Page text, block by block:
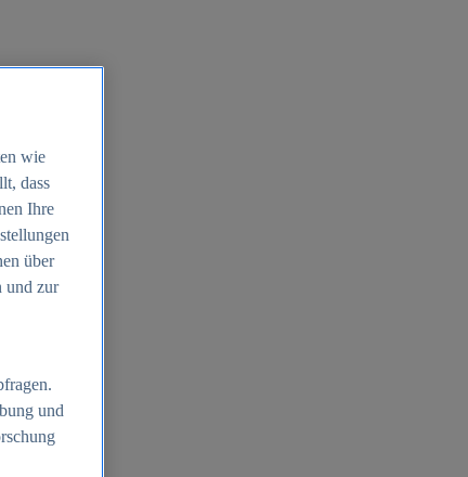
wie
dass
Ihre
über
und zur
und